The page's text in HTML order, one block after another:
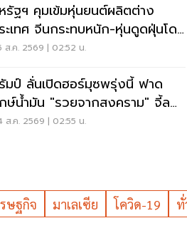
รัฐฯ คุมเข้มหุ่นยนต์ผลิตต่าง
ะเทศ จีนกระทบหนัก-หุ่นดูดฝุ่นโดน
ย
ส.ค. 2569 | 02:52 น.
มป์ ลั่นเปิดฮอร์มุซพรุ่งนี้ ฟาด
ษ์น้ำมัน "รวยจากสงคราม" จี้ลด
คาด่วน
ส.ค. 2569 | 02:55 น.
ษฐกิจ มาเลเซีย โควิด-19 ทั่